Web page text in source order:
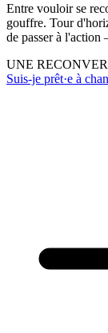
Entre vouloir se
gouffre. Tour
de passer à
UNE
Suis-je prêt·e à